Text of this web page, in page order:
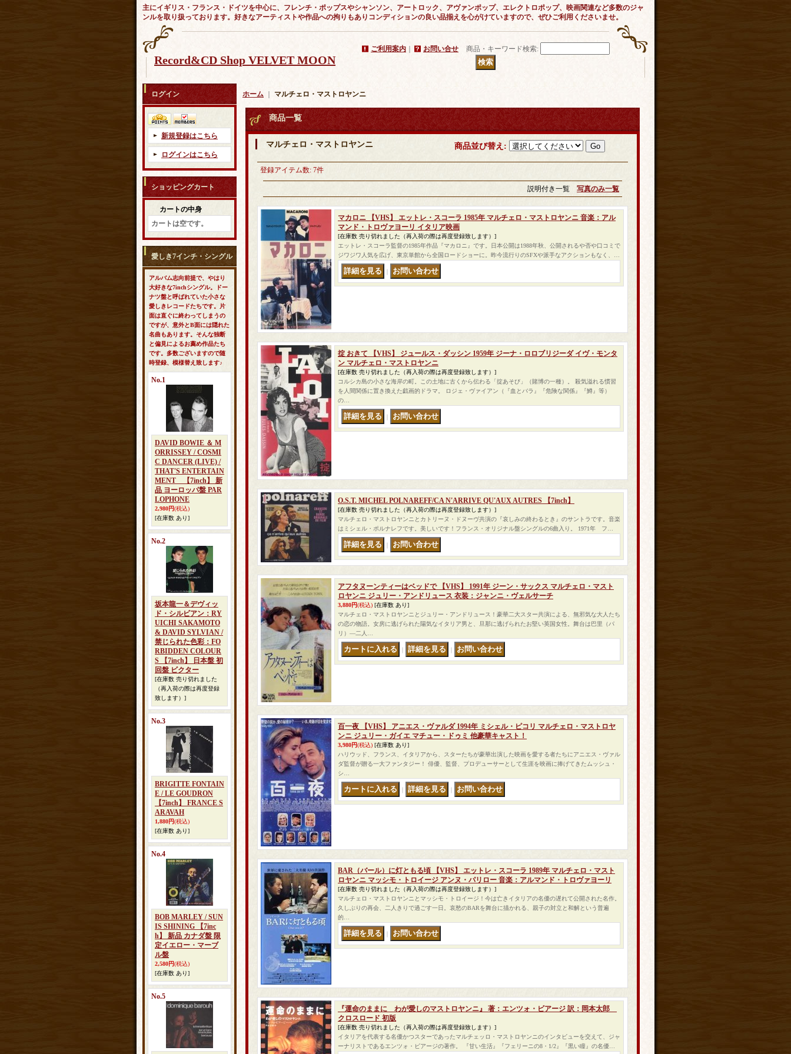
主にイギリス・フランス・ドイツを中心に、フレンチ・ポップスやシャンソン、アートロック、アヴァンポップ、エレクトロポップ、映画関連など多数のジャ
ンルを取り扱っております。好きなアーティストや作品への拘りもありコンディションの良い品揃えを心がけていますので、ぜひご利用くださいませ。
Record&CD Shop VELVET MOON
ご利用案内 お問い合せ 商品・キーワード検索:
ログイン
新規登録はこちら
ログインはこちら
ショッピングカート
カートの中身
カートは空です。
愛しき7インチ・シングル
アルバム志向前提で、やはり
大好きな7inchシングル。ドー
ナツ盤と呼ばれていた小さな
愛しきレコードたちです。片
面は直ぐに終わってしまうの
ですが、意外とB面には隠れた
名曲もあります。そんな独断
と偏見によるお薦め作品たち
です。多数ございますので随
時登録、模様替え致します♪
No.1
DAVID BOWIE ＆ M
ORRISSEY / COSMI
C DANCER (LIVE) /
THAT'S ENTERTAIN
MENT 【7inch】 新
品 ヨーロッパ盤 PAR
LOPHONE
2,980円(税込)
[在庫数 あり]
No.2
坂本龍一＆デヴィッ
ド・シルビアン：RY
UICHI SAKAMOTO
& DAVID SYLVIAN /
禁じられた色彩：FO
RBIDDEN COLOUR
S 【7inch】 日本盤 初
回盤 ビクター
[在庫数 売り切れました
（再入荷の際は再度登録
致します）]
No.3
BRIGITTE FONTAIN
E / LE GOUDRON
【7inch】 FRANCE S
ARAVAH
1,880円(税込)
[在庫数 あり]
No.4
BOB MARLEY / SUN
IS SHINING 【7inc
h】 新品 カナダ盤 限
定イエロー・マーブ
ル盤
2,580円(税込)
[在庫数 あり]
No.5
ホーム マルチェロ・マストロヤンニ
商品一覧
マルチェロ・マストロヤンニ 商品並び替え :
登録アイテム数: 7件
説明付き一覧 写真のみ一覧
マカロニ 【VHS】 エットレ・スコーラ 1985年 マルチェロ・マストロヤンニ 音楽：アル
マンド・トロヴァヨーリ イタリア映画
[在庫数 売り切れました（再入荷の際は再度登録致します）]
エットレ・スコーラ監督の1985年作品『マカロニ』です。日本公開は1988年秋、公開されるや否や口コミで
ジワジワ人気を広げ、東京単館から全国ロードショーに。昨今流行りのSFXや派手なアクションもなく、…
掟 おきて 【VHS】 ジュールス・ダッシン 1959年 ジーナ・ロロブリジーダ イヴ・モンタ
ン マルチェロ・マストロヤンニ
[在庫数 売り切れました（再入荷の際は再度登録致します）]
コルシカ島の小さな海岸の町。この土地に古くから伝わる「掟あそび」（賭博の一種）。 殺気溢れる慣習
を人間関係に置き換えた戯画的ドラマ。 ロジェ・ヴァイアン（『血とバラ』『危険な関係』『鱒』等）
の…
O.S.T. MICHEL POLNAREFF/CA N'ARRIVE QU'AUX AUTRES 【7inch】
[在庫数 売り切れました（再入荷の際は再度登録致します）]
マルチェロ・マストロヤンニとカトリーヌ・ドヌーヴ共演の『哀しみの終わるとき』のサントラです。音楽
はミシェル・ポルナレフです。美しいです！フランス・オリジナル盤シングルの6曲入り。 1971年 フ…
アフタヌーンティーはベッドで 【VHS】 1991年 ジーン・サックス マルチェロ・マスト
ロヤンニ ジュリー・アンドリュース 衣装：ジャンニ・ヴェルサーチ
3,880円(税込) [在庫数 あり]
マルチェロ・マストロヤンニとジュリー・アンドリュース！豪華二大スター共演による、無邪気な大人たち
の恋の物語。女房に逃げられた陽気なイタリア男と、旦那に逃げられたお堅い英国女性。舞台は巴里（パ
リ）―二人…
百一夜 【VHS】 アニエス・ヴァルダ 1994年 ミシェル・ピコリ マルチェロ・マストロヤ
ンニ ジュリー・ガイエ マチュー・ドゥミ 他豪華キャスト！
3,980円(税込) [在庫数 あり]
ハリウッド、フランス、イタリアから、スターたちが豪華出演した映画を愛する者たちにアニエス・ヴァル
ダ監督が贈る一大ファンタジー！ 俳優、監督、プロデューサーとして生涯を映画に捧げてきたムッシュ・
シ…
BAR（バール）に灯ともる頃 【VHS】 エットレ・スコーラ 1989年 マルチェロ・マスト
ロヤンニ マッシモ・トロイージ アンヌ・パリロー 音楽：アルマンド・トロヴァヨーリ
[在庫数 売り切れました（再入荷の際は再度登録致します）]
マルチェロ・マストロヤンニとマッシモ・トロイージ！今は亡きイタリアの名優の遅れて公開された名作。
久しぶりの再会、二人きりで過ごす一日。哀愁のBARを舞台に描かれる、親子の対立と和解という普遍
的…
『運命のままに わが愛しのマストロヤンニ』 著：エンツォ・ビアージ 訳：岡本太郎
クロスロード 初版
[在庫数 売り切れました（再入荷の際は再度登録致します）]
イタリアを代表する名優かつスターであったマルチェッロ・マストロヤンニのインタビューを交えて、ジャ
ーナリストであるエンツォ・ビアージの著作。 『甘い生活』『フェリーニの8・1/2』『黒い瞳』の名優…